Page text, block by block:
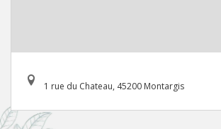
1 rue du Chateau, 45200 Montargis